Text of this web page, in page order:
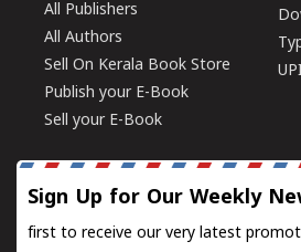
All Publishers
All Authors
Sell On Kerala Book Store
Publish your E-Book
Sell your E-Book
Sign Up for Our Weekly
first to receive our very latest